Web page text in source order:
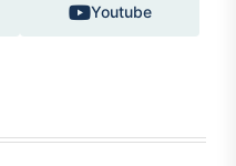
Youtube